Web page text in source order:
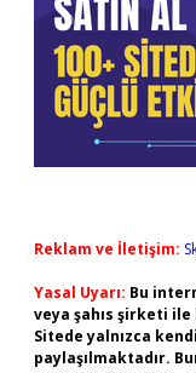
Reklam ve İletişim:
Yasal Uyarı: Bu
veya şahıs şirketi
Sitede yalnızca
paylaşılmaktadır.